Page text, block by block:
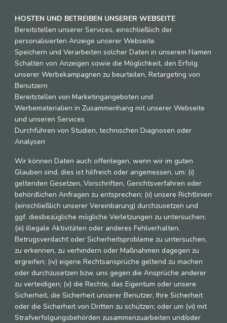
HOSTEN UND BETREIBEN UNSERER WEBSEITE
Bereitstellen unserer Services, einschließlich der
personalisierten Anzeige unserer Webseite
Speichern und Verarbeiten solcher Daten in unserem Namen
Schalten von Anzeigen sowie die Möglichkeit, den Erfolg
unserer Werbekampagnen zu beurteilen, Retargeting von
Benutzern
Bereitstellen von Marketingangeboten und
Werbematerialien in Zusammenhang mit unserer Webseite
und unseren Services
Durchführen von Studien, technischen Diagnosen oder
Analysen
Wir können Daten auch offenlegen, wenn wir im guten
Glauben sind, dies ist hilfreich oder angemessen, um: (i)
geltenden Gesetzen, Vorschriften, Gerichtsverfahren oder
behördlichen Anfragen zu entsprechen; (ii) unsere Richtlinien
(einschließlich unserer Vereinbarung) durchzusetzen und
ggf. diesbezügliche mögliche Verletzungen zu untersuchen;
(iii) illegale Aktivitäten oder anderes Fehlverhalten,
Betrugsverdacht oder Sicherheitsprobleme zu untersuchen,
zu erkennen, zu verhindern oder Maßnahmen dagegen zu
ergreifen; (iv) eigene Rechtsansprüche geltend zu machen
oder durchzusetzen bzw. uns gegen die Ansprüche anderer
zu verteidigen; (v) die Rechte, das Eigentum oder unsere
Sicherheit, die Sicherheit unserer Benutzer, Ihre Sicherheit
oder die Sicherheit von Dritten zu schützen; oder um (vi) mit
Strafverfolgungsbehörden zusammenzuarbeiten und/oder